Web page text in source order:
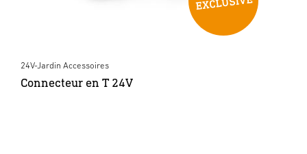
24V-Jardin Accessoires
Connecteur en T 24V